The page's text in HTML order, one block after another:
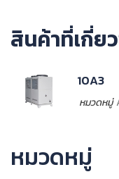
สินค้าที่เกี่ย
10A3
หมวดหมู่
หมวดหมู่